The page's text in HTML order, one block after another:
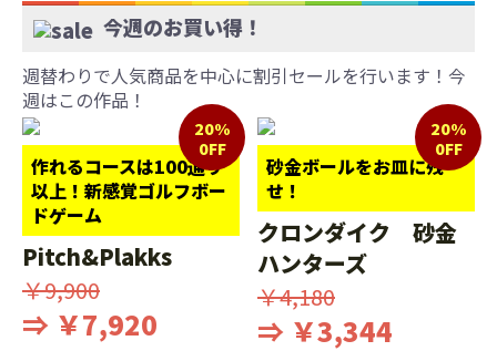
今週のお買い得！
週替わりで人気商品を中心に割引セールを行います！今
週はこの作品！
作れるコースは100通り
以上！新感覚ゴルフボー
ドゲーム
20%
0FF
Pitch&Plakks
￥9,900
⇒ ￥7,920
砂金ボールをお皿に残
せ！
20%
0FF
クロンダイク 砂金
ハンターズ
￥4,180
⇒ ￥3,344